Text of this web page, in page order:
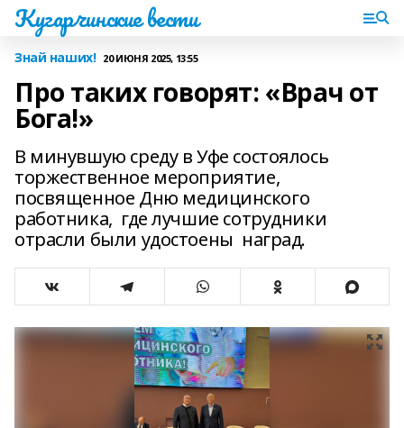
Кугарчинские вести
Знай наших! 20 ИЮНЯ 2025, 13:55
Про таких говорят: «Врач от
Бога!»
В минувшую среду в Уфе состоялось
торжественное мероприятие,
посвященное Дню медицинского
работника, где лучшие сотрудники
отрасли были удостоены наград.